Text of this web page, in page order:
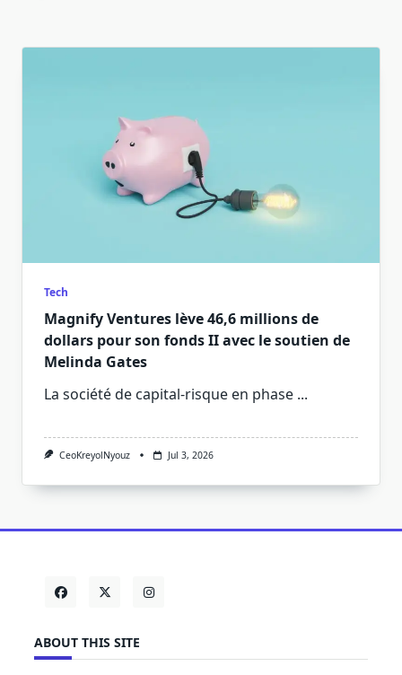
Tech
Magnify Ventures lève 46,6 millions de
dollars pour son fonds II avec le soutien de
Melinda Gates
La société de capital-risque en phase ...
CeoKreyolNyouz Jul 3, 2026
ABOUT THIS SITE